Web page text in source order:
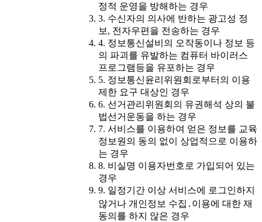
정적 운영을 방해하는 경우
3. 수신자의 의사에 반하는 광고성 정
보, 전자우편을 전송하는 경우
4. 정보통신설비의 오작동이나 정보 등
의 파괴를 유발하는 컴퓨터 바이러스
프로그램등을 유포하는 경우
5. 정보통신윤리위원회로부터의 이용
제한 요구 대상인 경우
6. 선거관리위원회의 유권해석 상의 불
법선거운동을 하는 경우
7. 서비스를 이용하여 얻은 정보를 교육
정보원의 동의 없이 상업적으로 이용하
는 경우
8. 비실명 이용자번호로 가입되어 있는
경우
9. 일정기간 이상 서비스에 로그인하지
않거나 개인정보 수집․이용에 대한 재
동의를 하지 않은 경우